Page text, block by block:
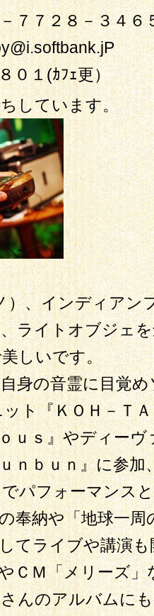
７２８－３４６
０１(ｶﾌｪ更）
しています。
）、インディアン
ライトオブジェ
しいです。
身の音霊に目覚
ト『ＫＯＨ－Ｔ
ｕｓ』やディーヴ
ｎｂｕｎ』に参
パフォーマンス
奉納や「地球一
てライブや講演も
ＣＭ「メリーズ
んのアルバムに